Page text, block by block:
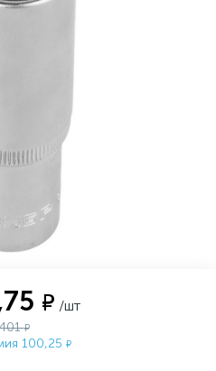
₽ /шт
₽
100,25 ₽